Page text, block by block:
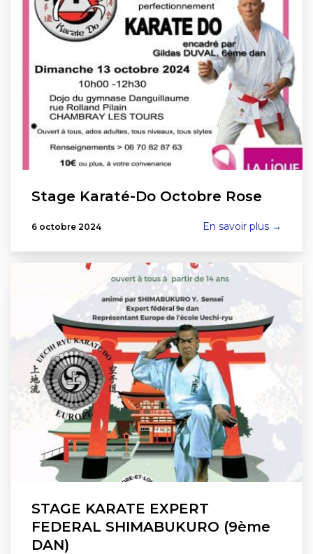
Stage Karaté-Do Octobre Rose
6 octobre 2024 En savoir plus →
STAGE KARATE EXPERT
FEDERAL SHIMABUKURO (9ème
DAN)